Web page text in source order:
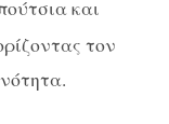
και
τον